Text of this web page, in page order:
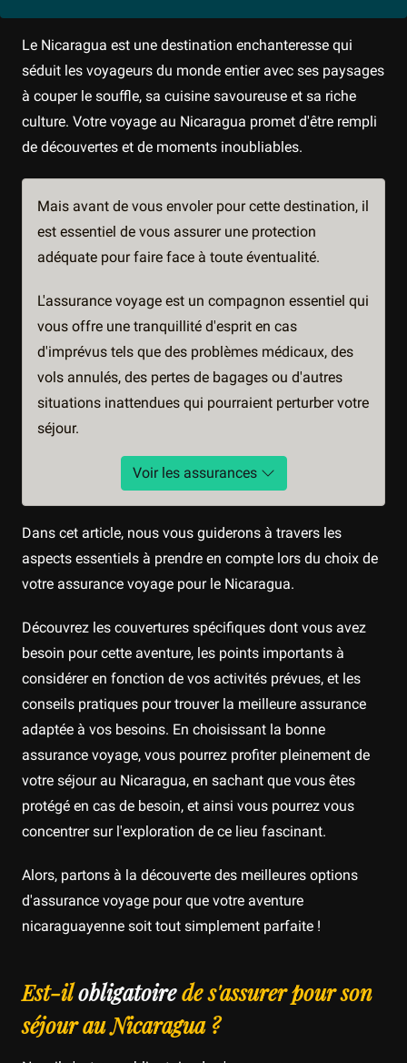
Le Nicaragua est une destination enchanteresse qui
séduit les voyageurs du monde entier avec ses paysages
à couper le souffle, sa cuisine savoureuse et sa riche
culture. Votre voyage au Nicaragua promet d'être rempli
de découvertes et de moments inoubliables.
Mais avant de vous envoler pour cette destination, il
est essentiel de vous assurer une protection
adéquate pour faire face à toute éventualité.
L'assurance voyage est un compagnon essentiel qui
vous offre une tranquillité d'esprit en cas
d'imprévus tels que des problèmes médicaux, des
vols annulés, des pertes de bagages ou d'autres
situations inattendues qui pourraient perturber votre
séjour.
Voir les assurances
Dans cet article, nous vous guiderons à travers les
aspects essentiels à prendre en compte lors du choix de
votre assurance voyage pour le Nicaragua.
Découvrez les couvertures spécifiques dont vous avez
besoin pour cette aventure, les points importants à
considérer en fonction de vos activités prévues, et les
conseils pratiques pour trouver la meilleure assurance
adaptée à vos besoins. En choisissant la bonne
assurance voyage, vous pourrez profiter pleinement de
votre séjour au Nicaragua, en sachant que vous êtes
protégé en cas de besoin, et ainsi vous pourrez vous
concentrer sur l'exploration de ce lieu fascinant.
Alors, partons à la découverte des meilleures options
d'assurance voyage pour que votre aventure
nicaraguayenne soit tout simplement parfaite !
Est-ilobligatoirede s'assurer pour son
séjour au Nicaragua ?